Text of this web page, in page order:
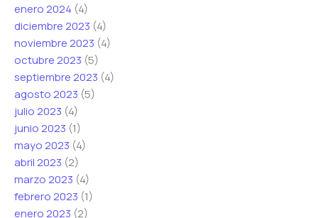
enero 2024 (4)
diciembre 2023 (4)
noviembre 2023 (4)
octubre 2023 (5)
septiembre 2023 (4)
agosto 2023 (5)
julio 2023 (4)
junio 2023 (1)
mayo 2023 (4)
abril 2023 (2)
marzo 2023 (4)
febrero 2023 (1)
enero 2023 (2)